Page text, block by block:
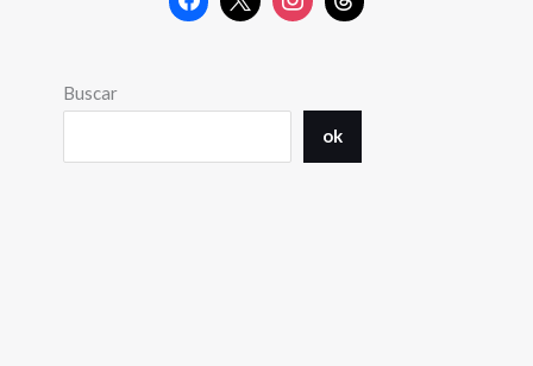
Buscar
ok